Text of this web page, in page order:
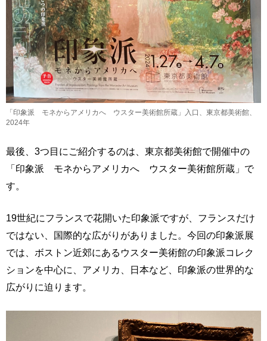
「印象派 モネからアメリカへ ウスター美術館所蔵」入口、東京都美術館、
2024年
最後、3つ目にご紹介するのは、東京都美術館で開催中の
「印象派 モネからアメリカへ ウスター美術館所蔵」で
す。
19世紀にフランスで花開いた印象派ですが、フランスだけ
ではない、国際的な広がりがありました。今回の印象派展
では、ボストン近郊にあるウスター美術館の印象派コレク
ションを中心に、アメリカ、日本など、印象派の世界的な
広がりに迫ります。